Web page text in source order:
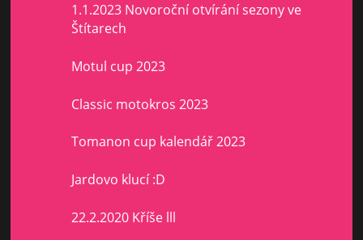
1.1.2023 Novoroční otvírání sezony ve
Štítarech
Motul cup 2023
Classic motokros 2023
Tomanon cup kalendář 2023
Jardovo klucí :D
22.2.2020 Kříše lll